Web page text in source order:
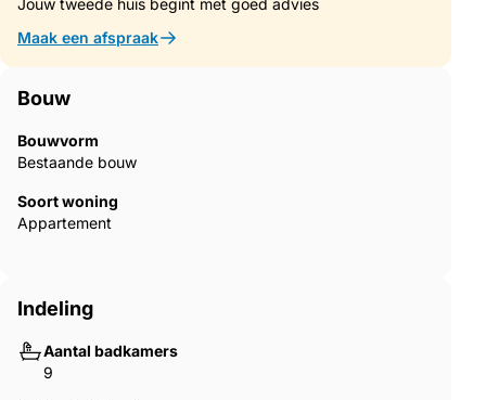
In short, this country property is a paradise where nature meets
luxury in an unrivalled setting.
Jouw tweede huis begint met goed advies
Maak een afspraak
Bouw
Bouwvorm
Bestaande bouw
Soort woning
Appartement
Indeling
Aantal badkamers
9